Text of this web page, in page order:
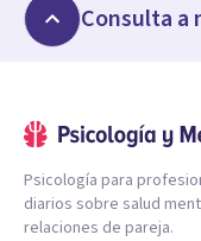
Consulta a
Psicología para
diarios sobre salud
relaciones de pareja.